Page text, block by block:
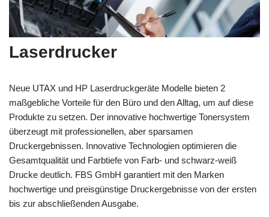
Laserdrucker
Neue UTAX und HP Laserdruckgeräte Modelle bieten 2
maßgebliche Vorteile für den Büro und den Alltag, um auf diese
Produkte zu setzen. Der innovative hochwertige Tonersystem
überzeugt mit professionellen, aber sparsamen
Druckergebnissen. Innovative Technologien optimieren die
Gesamtqualität und Farbtiefe von Farb- und schwarz-weiß
Drucke deutlich. FBS GmbH garantiert mit den Marken
hochwertige und preisgünstige Druckergebnisse von der ersten
bis zur abschließenden Ausgabe.